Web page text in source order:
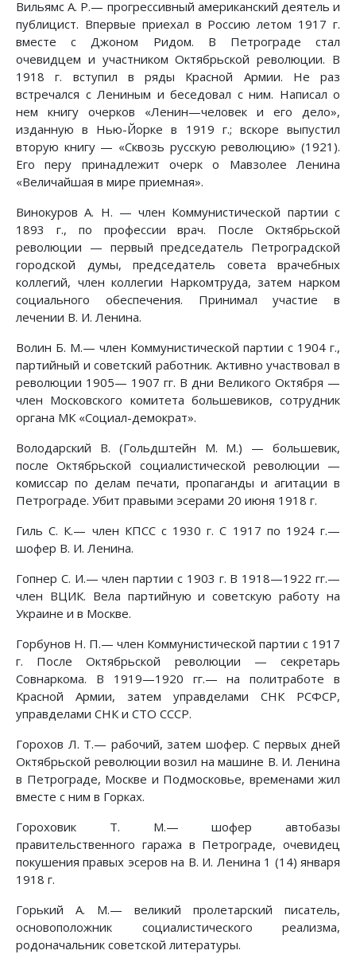
Вильямс А. Р.— прогрессивный американский деятель и
публицист. Впервые приехал в Россию летом 1917 г.
вместе с Джоном Ридом. В Петрограде стал
очевидцем и участником Октябрьской революции. В
1918 г. вступил в ряды Красной Армии. Не раз
встречался с Лениным и беседовал с ним. Написал о
нем книгу очерков «Ленин—человек и его дело»,
изданную в Нью-Йорке в 1919 г.; вскоре выпустил
вторую книгу — «Сквозь русскую революцию» (1921).
Его перу принадлежит очерк о Мавзолее Ленина
«Величайшая в мире приемная».
Винокуров А. Н. — член Коммунистической партии с
1893 г., по профессии врач. После Октябрьской
революции — первый председатель Петроградской
городской думы, председатель совета врачебных
коллегий, член коллегии Наркомтруда, затем нарком
социального обеспечения. Принимал участие в
лечении В. И. Ленина.
Волин Б. М.— член Коммунистической партии с 1904 г.,
партийный и советский работник. Активно участвовал в
революции 1905— 1907 гг. В дни Великого Октября —
член Московского комитета большевиков, сотрудник
органа МК «Социал-демократ».
Володарский В. (Гольдштейн М. М.) — большевик,
после Октябрьской социалистической революции —
комиссар по делам печати, пропаганды и агитации в
Петрограде. Убит правыми эсерами 20 июня 1918 г.
Гиль С. К.— член КПСС с 1930 г. С 1917 по 1924 г.—
шофер В. И. Ленина.
Гопнер С. И.— член партии с 1903 г. В 1918—1922 гг.—
член ВЦИК. Вела партийную и советскую работу на
Украине и в Москве.
Горбунов Н. П.— член Коммунистической партии с 1917
г. После Октябрьской революции — секретарь
Совнаркома. В 1919—1920 гг.— на политработе в
Красной Армии, затем управделами СНК РСФСР,
управделами СНК и СТО СССР.
Горохов Л. Т.— рабочий, затем шофер. С первых дней
Октябрьской революции возил на машине В. И. Ленина
в Петрограде, Москве и Подмосковье, временами жил
вместе с ним в Горках.
Гороховик Т. М.— шофер автобазы
правительственного гаража в Петрограде, очевидец
покушения правых эсеров на В. И. Ленина 1 (14) января
1918 г.
Горький А. М.— великий пролетарский писатель,
основоположник социалистического реализма,
родоначальник советской литературы.